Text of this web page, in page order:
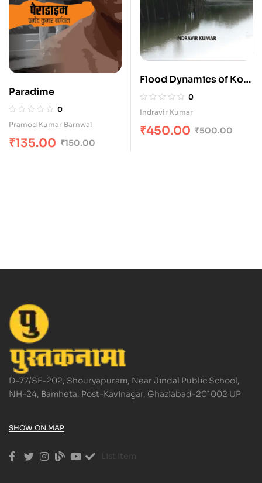
Paradime
0
Pramod Kumar Barnwal
₹150.00
₹135.00
Flood Dynamics of Kosi
: A Geographical
Analysis
0
Indravir Kumar
₹500.00
₹450.00
D-77/SF-202, Shouryapuram, Near Jindal Public School,
NH-24, Bamheta, Post-Kavinagar, Ghaziabad-201002 UP
SHOW ON MAP
List Item